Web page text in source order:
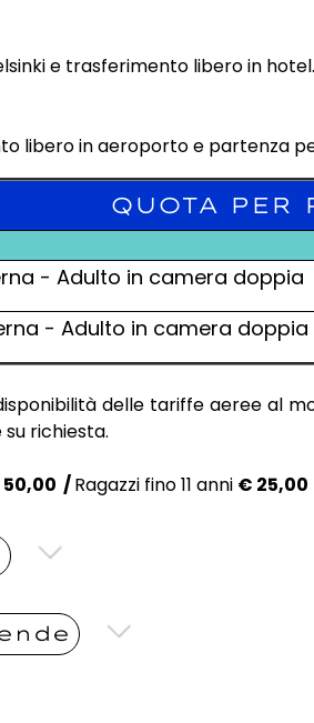
e trasferimento libero in
libero in aeroporto e partenza
QUOTA PER
- Adulto in camera doppia
- Adulto in camera doppia
delle tariffe aeree al
richiesta.
50,00 /Ragazzi fino 11 anni € 25,00